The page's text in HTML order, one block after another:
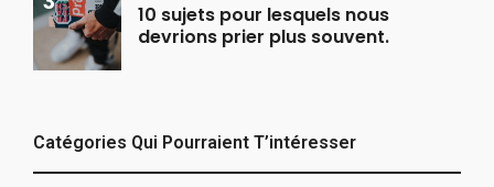
10 sujets pour lesquels nous
devrions prier plus souvent.
Catégories Qui Pourraient T’intéresser